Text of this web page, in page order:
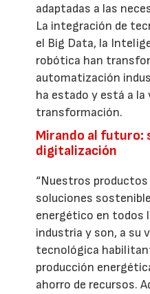
adaptadas a las
La integración de
el Big Data, la
robótica han
automatización
ha estado y está a la
transformación.
Mirando al futuro:
digitalización
“Nuestros
soluciones
energético en todos
industria y son, a su
tecnológica
producción
ahorro de recursos.